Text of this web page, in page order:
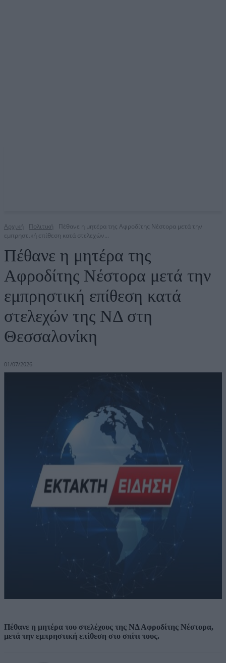
Αρχική Πολιτική
Πέθανε η μητέρα της Αφροδίτης Νέστορα μετά την
εμπρηστική επίθεση κατά στελεχών...
Πέθανε η μητέρα της
Αφροδίτης Νέστορα μετά την
εμπρηστική επίθεση κατά
στελεχών της ΝΔ στη
Θεσσαλονίκη
01/07/2026
Πέθανε η μητέρα του στελέχους της ΝΔ Αφροδίτης Νέστορα,
μετά την εμπρηστική επίθεση στο σπίτι τους.